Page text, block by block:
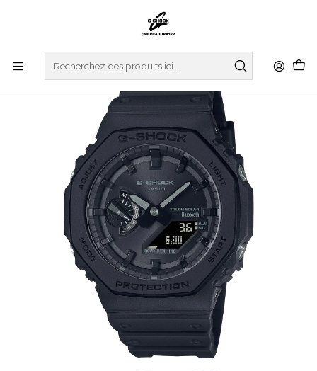
G-SHOCK
Bluetooth Solar GA-B2100-1A1ER